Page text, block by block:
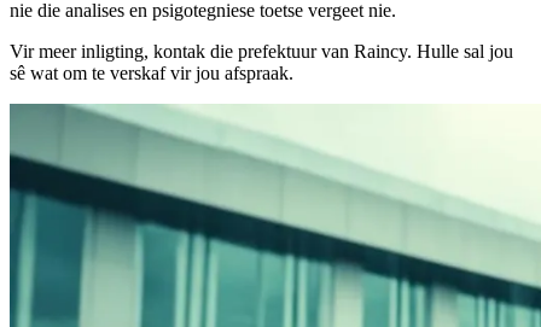
nie die analises en psigotegniese toetse vergeet nie.
Vir meer inligting, kontak die prefektuur van Raincy. Hulle sal jou
sê wat om te verskaf vir jou afspraak.